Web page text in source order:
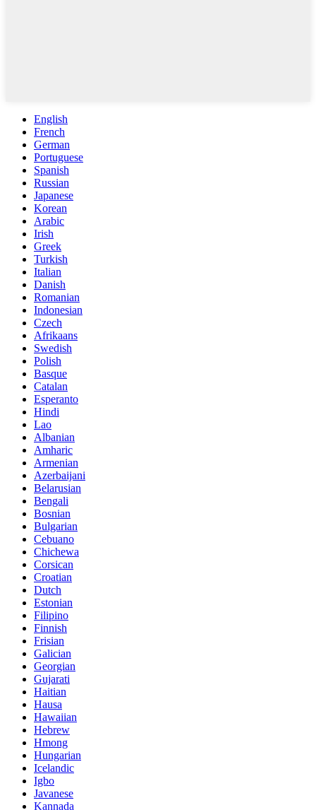
English
French
German
Portuguese
Spanish
Russian
Japanese
Korean
Arabic
Irish
Greek
Turkish
Italian
Danish
Romanian
Indonesian
Czech
Afrikaans
Swedish
Polish
Basque
Catalan
Esperanto
Hindi
Lao
Albanian
Amharic
Armenian
Azerbaijani
Belarusian
Bengali
Bosnian
Bulgarian
Cebuano
Chichewa
Corsican
Croatian
Dutch
Estonian
Filipino
Finnish
Frisian
Galician
Georgian
Gujarati
Haitian
Hausa
Hawaiian
Hebrew
Hmong
Hungarian
Icelandic
Igbo
Javanese
Kannada